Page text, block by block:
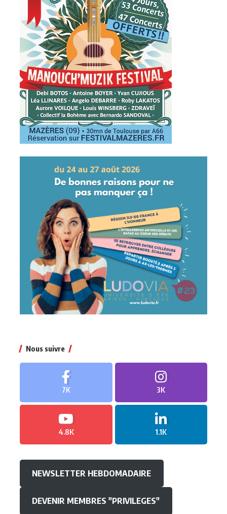
Nous suivre
7K 3K
4.8K 1.1K
NEWSLETTER HEBDOMADAIRE
DEVENIR MEMBRES "PRIVILEGES"